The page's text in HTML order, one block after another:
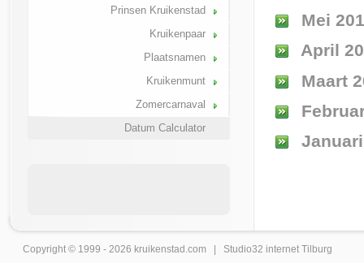
Prinsen Kruikenstad
Kruikenpaar
Plaatsnamen
Kruikenmunt
Zomercarnaval
Datum Calculator
Mei
April
Maart
Copyright © 1999 - 2026 kruikenstad .com | Studio32 internet Tilburg